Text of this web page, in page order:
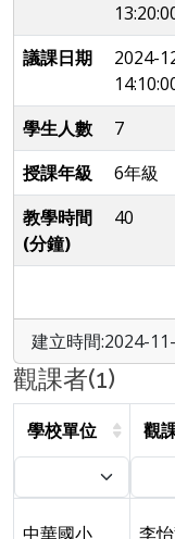
議課日期
2024-
學生人數 7
授課年級
6年級
教學時間
(分鐘)
40
建立時間:2024-
觀課者(1)
學校單位 觀
中華國小 李